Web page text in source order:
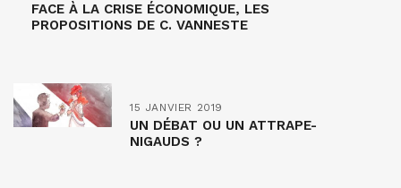
FACE À LA CRISE ÉCONOMIQUE, LES
PROPOSITIONS DE C. VANNESTE
15 JANVIER 2019
UN DÉBAT OU UN ATTRAPE-
NIGAUDS ?